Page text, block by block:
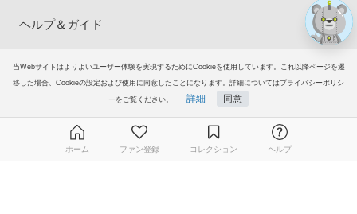
当Webサイトはよりよいユーザー体験を実現するためにCookieを使用しています。これ以降ページを遷
移した場合、Cookieの設定および使用に同意したことになります。詳細についてはプライバシーポリシ
ーをご覧ください。 詳細 同意
ヘルプ＆ガイド
グループサイト
ご意見・ご要望
© 2006-2026 イラストAC
ホーム ファン登録 コレクション ヘルプ